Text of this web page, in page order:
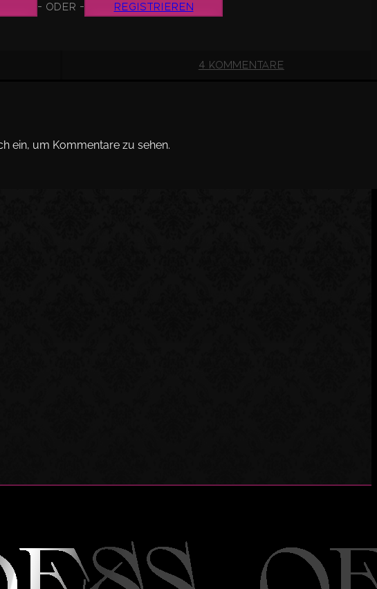
- oder - Registrieren
4 Kommentare
ein, um Kommentare zu sehen.